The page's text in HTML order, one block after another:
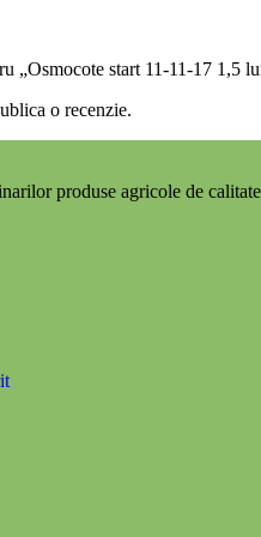
„Osmocote start 11-11-17 1,5
o recenzie.
produse agricole de